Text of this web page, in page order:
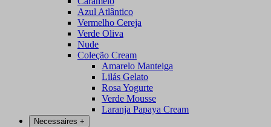
Azul Atlântico
Vermelho Cereja
Verde Oliva
Nude
Coleção Cream
Amarelo Manteiga
Lilás Gelato
Rosa Yogurte
Verde Mousse
Laranja Papaya Cream
Necessaires +